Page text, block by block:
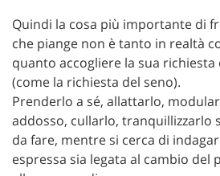
Quindi la cosa più importante di
che piange non è tanto in realtà
quanto accogliere la sua
(come la richiesta del seno).
Prenderlo a sé, allattarlo,
addosso, cullarlo, tranquillizzarlo
da fare, mentre si cerca di
espressa sia legata al cambio del